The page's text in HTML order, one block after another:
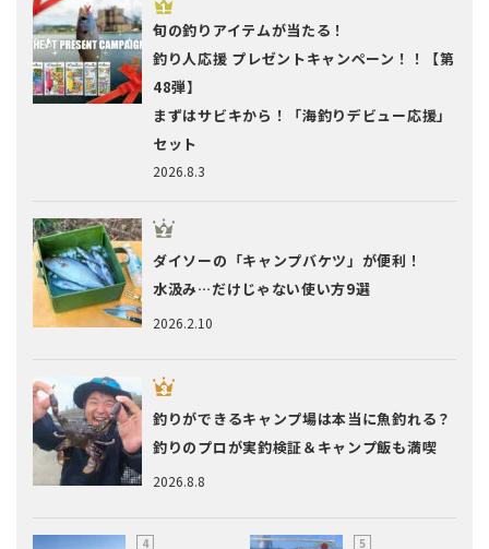
2026.8.3
旬の釣りアイテムが当たる！
釣り人応援 プレゼントキャンペーン！！【第
48弾】
まずはサビキから！「海釣りデビュー応援」
セット
2026.2.10
ダイソーの「キャンプバケツ」が便利！
水汲み…だけじゃない使い方9選
2026.8.8
釣りができるキャンプ場は本当に魚釣れる？
釣りのプロが実釣検証＆キャンプ飯も満喫